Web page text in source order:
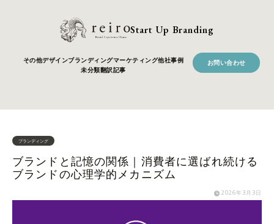
Start Up Branding
その他デザインブランディングマーケティング他社事例
未分類翻訳記事
お問い合わせ
ブランディング
ブランドと記憶の関係｜消費者に選ばれ続ける
ブランドの心理学的メカニズム
2026年3月3日